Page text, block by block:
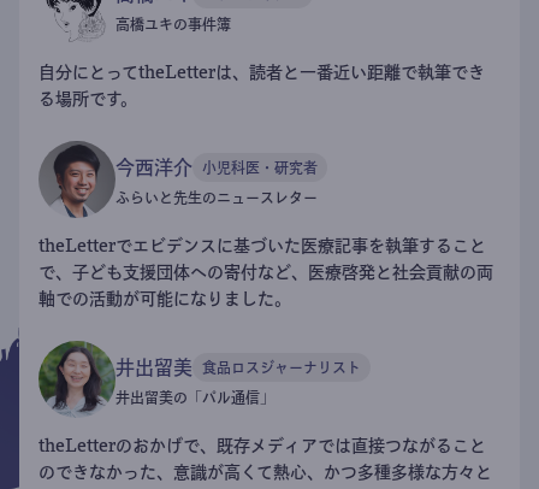
高橋ユキの事件簿
自分にとってtheLetterは、読者と一番近い距離で執筆でき
る場所です。
今西洋介 小児科医・研究者
ふらいと先生のニュースレター
theLetterでエビデンスに基づいた医療記事を執筆すること
で、子ども支援団体への寄付など、医療啓発と社会貢献の両
軸での活動が可能になりました。
井出留美 食品ロスジャーナリスト
井出留美の「パル通信」
theLetterのおかげで、既存メディアでは直接つながること
のできなかった、意識が高くて熱心、かつ多種多様な方々と